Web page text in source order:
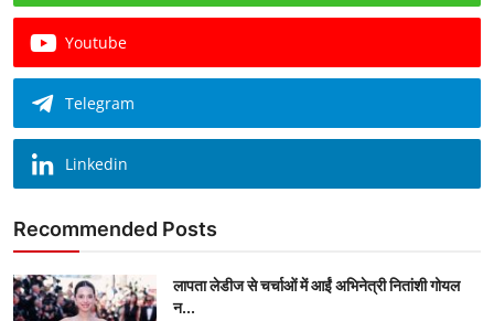
Youtube
Telegram
Linkedin
Recommended Posts
लापता लेडीज से चर्चाओं में आईं अभिनेत्री नितांशी गोयल
न...